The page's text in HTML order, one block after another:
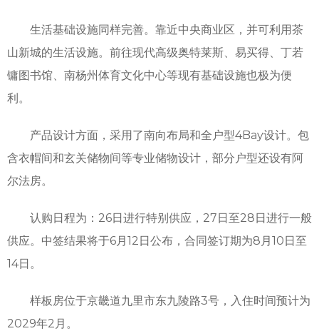
生活基础设施同样完善。靠近中央商业区，并可利用茶
山新城的生活设施。前往现代高级奥特莱斯、易买得、丁若
镛图书馆、南杨州体育文化中心等现有基础设施也极为便
利。
产品设计方面，采用了南向布局和全户型4Bay设计。包
含衣帽间和玄关储物间等专业储物设计，部分户型还设有阿
尔法房。
认购日程为：26日进行特别供应，27日至28日进行一般
供应。中签结果将于6月12日公布，合同签订期为8月10日至
14日。
样板房位于京畿道九里市东九陵路3号，入住时间预计为
2029年2月。